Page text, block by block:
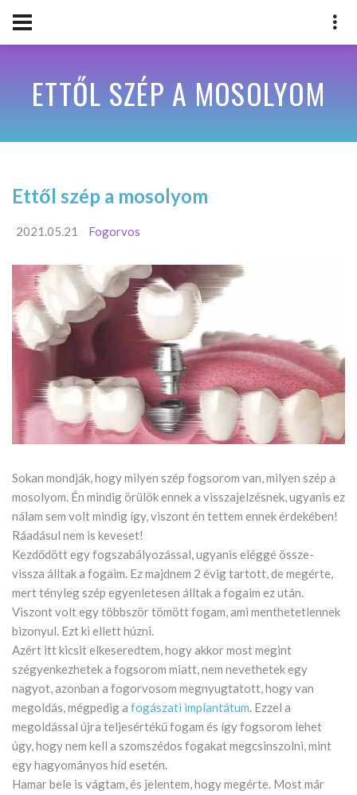
ETTŐL SZÉP A MOSOLYOM
Ettől szép a mosolyom
2021.05.21 Fogorvos
Sokan mondják, hogy milyen szép fogsorom van, milyen szép a
mosolyom. Én mindig örülök ennek a visszajelzésnek, ugyanis ez
nálam sem volt mindig így, viszont én tettem ennek érdekében!
Ráadásul nem is keveset!
Kezdődött egy fogszabályozással, ugyanis eléggé össze-
vissza álltak a fogaim. Ez majdnem 2 évig tartott, de megérte,
mert tényleg szép egyenletesen álltak a fogaim ez után.
Viszont volt egy többször tömött fogam, ami menthetetlennek
bizonyul. Ezt ki ellett húzni.
Azért itt kicsit elkeseredtem, hogy akkor most megint
szégyenkezhetek a fogsorom miatt, nem nevethetek egy
nagyot, azonban a fogorvosom megnyugtatott, hogy van
megoldás, mégpedig a fogászati implantátum. Ezzel a
megoldással újra teljesértékű fogam és így fogsorom lehet
úgy, hogy nem kell a szomszédos fogakat megcsinszolni, mint
egy hagyományos híd esetén.
Hamar bele is vágtam, és jelentem, hogy megérte. Most már